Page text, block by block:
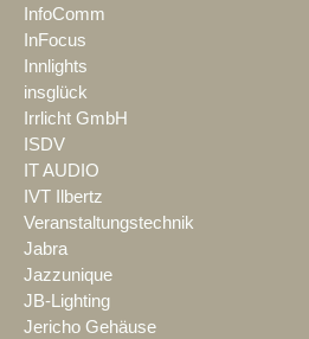
InfoComm
InFocus
Innlights
insglück
Irrlicht GmbH
ISDV
IT AUDIO
IVT Ilbertz
Veranstaltungstechnik
Jabra
Jazzunique
JB-Lighting
Jericho Gehäuse